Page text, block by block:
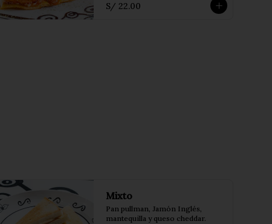
S/ 22.00
Mixto
Pan pullman, Jamón Inglés,
mantequilla y queso cheddar.